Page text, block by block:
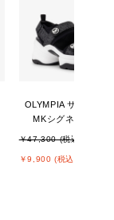
OLYMPIA サンダル -
MKシグネチャー
￥47,300 (税込)
￥9,900 (税込)